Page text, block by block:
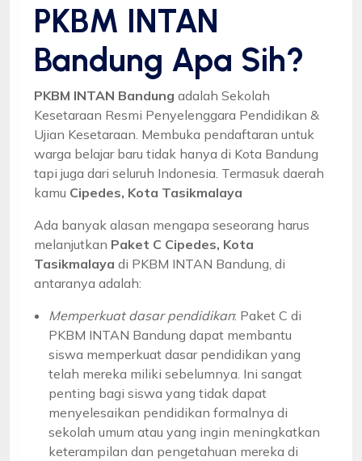
PKBM INTAN
Bandung Apa Sih?
PKBM INTAN Bandung adalah Sekolah
Kesetaraan Resmi Penyelenggara Pendidikan &
Ujian Kesetaraan. Membuka pendaftaran untuk
warga belajar baru tidak hanya di Kota Bandung
tapi juga dari seluruh Indonesia. Termasuk daerah
kamu Cipedes, Kota Tasikmalaya
Ada banyak alasan mengapa seseorang harus
melanjutkan Paket C Cipedes, Kota
Tasikmalaya di PKBM INTAN Bandung, di
antaranya adalah:
Memperkuat dasar pendidikan: Paket C di
PKBM INTAN Bandung dapat membantu
siswa memperkuat dasar pendidikan yang
telah mereka miliki sebelumnya. Ini sangat
penting bagi siswa yang tidak dapat
menyelesaikan pendidikan formalnya di
sekolah umum atau yang ingin meningkatkan
keterampilan dan pengetahuan mereka di